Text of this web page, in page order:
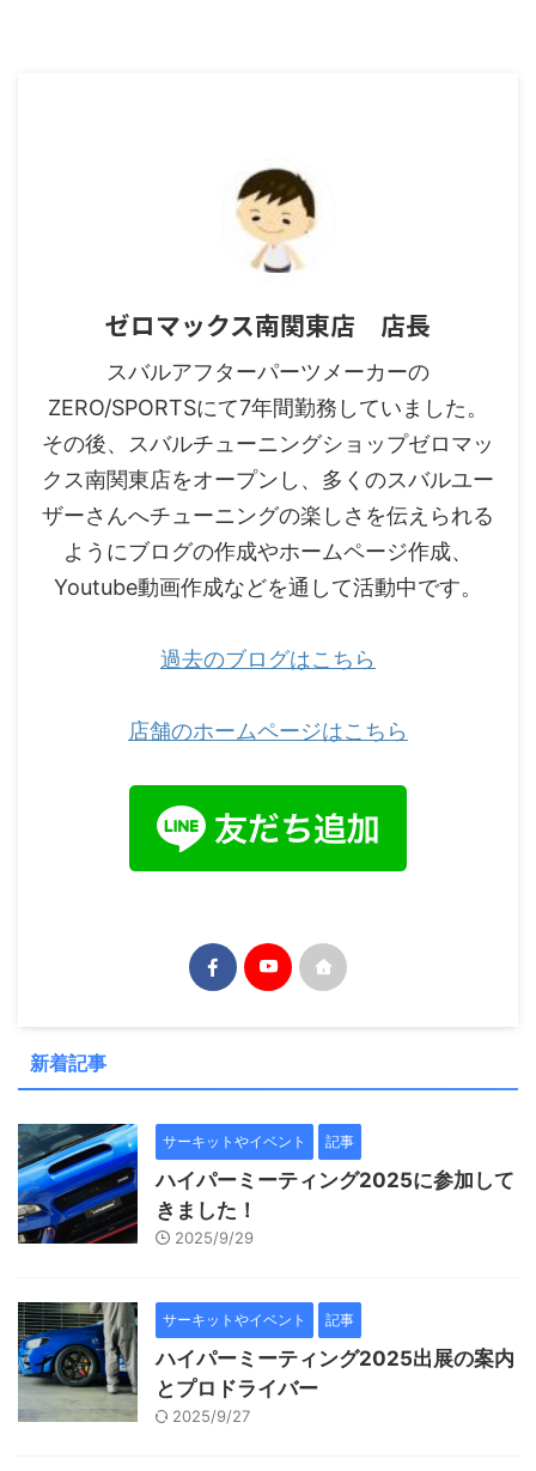
ゼロマックス南関東店 店長
スバルアフターパーツメーカーの
ZERO/SPORTSにて7年間勤務していました。
その後、スバルチューニングショップゼロマッ
クス南関東店をオープンし、多くのスバルユー
ザーさんへチューニングの楽しさを伝えられる
ようにブログの作成やホームページ作成、
Youtube動画作成などを通して活動中です。
過去のブログはこちら
店舗のホームページはこちら
新着記事
サーキットやイベント 記事
ハイパーミーティング2025に参加して
きました！
2025/9/29
サーキットやイベント 記事
ハイパーミーティング2025出展の案内
とプロドライバー
2025/9/27